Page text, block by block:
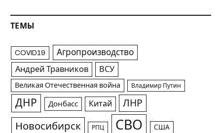
ТЕМЫ
COVID19 Агропроизводство
Андрей Травников ВСУ
Великая Отечественная война Владимир Путин
ДНР Донбасс Китай ЛНР
Новосибирск РПЦ СВО США